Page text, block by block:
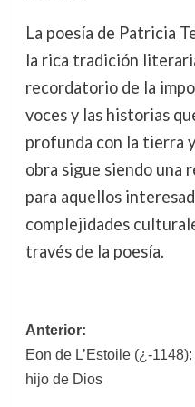
La poesía de Patricia
la rica tradición
recordatorio de la
voces y las historias
profunda con la tierra
obra sigue siendo una
para aquellos
complejidades
través de la poesía.
Navegación
de
entradas
Anterior:
Eon de L’Estoile (¿-
hijo de Dios